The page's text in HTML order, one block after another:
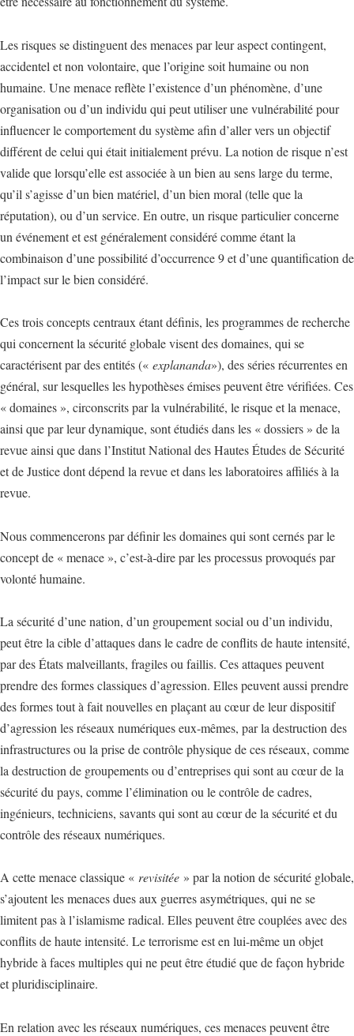
Les risques se distinguent des menaces par leur aspect contingent,
accidentel et non volontaire, que l’origine soit humaine ou non
humaine. Une menace reflète l’existence d’un phénomène, d’une
organisation ou d’un individu qui peut utiliser une vulnérabilité pour
influencer le comportement du système afin d’aller vers un objectif
différent de celui qui était initialement prévu. La notion de risque n’est
valide que lorsqu’elle est associée à un bien au sens large du terme,
qu’il s’agisse d’un bien matériel, d’un bien moral (telle que la
réputation), ou d’un service. En outre, un risque particulier concerne
un événement et est généralement considéré comme étant la
combinaison d’une possibilité d’occurrence 9 et d’une quantification de
l’impact sur le bien considéré.
Ces trois concepts centraux étant définis, les programmes de recherche
qui concernent la sécurité globale visent des domaines, qui se
caractérisent par des entités (« explananda»), des séries récurrentes en
général, sur lesquelles les hypothèses émises peuvent être vérifiées. Ces
« domaines », circonscrits par la vulnérabilité, le risque et la menace,
ainsi que par leur dynamique, sont étudiés dans les « dossiers » de la
revue ainsi que dans l’Institut National des Hautes Études de Sécurité
et de Justice dont dépend la revue et dans les laboratoires affiliés à la
revue.
Nous commencerons par définir les domaines qui sont cernés par le
concept de « menace », c’est-à-dire par les processus provoqués par
volonté humaine.
La sécurité d’une nation, d’un groupement social ou d’un individu,
peut être la cible d’attaques dans le cadre de conflits de haute intensité,
par des États malveillants, fragiles ou faillis. Ces attaques peuvent
prendre des formes classiques d’agression. Elles peuvent aussi prendre
des formes tout à fait nouvelles en plaçant au cœur de leur dispositif
d’agression les réseaux numériques eux-mêmes, par la destruction des
infrastructures ou la prise de contrôle physique de ces réseaux, comme
la destruction de groupements ou d’entreprises qui sont au cœur de la
sécurité du pays, comme l’élimination ou le contrôle de cadres,
ingénieurs, techniciens, savants qui sont au cœur de la sécurité et du
contrôle des réseaux numériques.
A cette menace classique « revisitée » par la notion de sécurité globale,
s’ajoutent les menaces dues aux guerres asymétriques, qui ne se
limitent pas à l’islamisme radical. Elles peuvent être couplées avec des
conflits de haute intensité. Le terrorisme est en lui-même un objet
hybride à faces multiples qui ne peut être étudié que de façon hybride
et pluridisciplinaire.
En relation avec les réseaux numériques, ces menaces peuvent être